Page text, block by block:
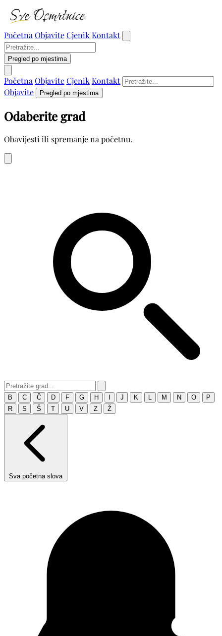
Početna ObjaviteCjenik Kontakt
Pregled po mjestima
Početna ObjaviteCjenik Kontakt
Objavite
Pregled po mjestima
Odaberite grad
Obavijesti ili spremanje na početnu.
B C Č D F G H J K M N O
P
R
S Š T U V Z Ž
Sva početna slova